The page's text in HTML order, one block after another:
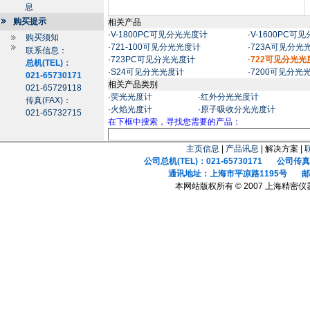
息
购买提示
购买须知
联系信息：
总机(TEL)：
021-65730171
021-65729118
传真(FAX)：
021-65732715
相关产品
·V-1800PC可见分光光度计 ·V-1600PC可见
·721-100可见分光光度计 ·723A可见分光
·723PC可见分光光度计
·722可见分光光
·S24可见分光光度计 ·7200可见分光
相关产品类别
·荧光光度计 ·红外分光光度计
·火焰光度计 ·原子吸收分光光度计
在下框中搜索，寻找您需要的产品：
主页信息 产品讯息 | 解决方案 |
公司总机(TEL)：021-65730171 公司传真
通讯地址：上海市平凉路1195号 邮
本网站版权所有 © 2007 上海精密仪